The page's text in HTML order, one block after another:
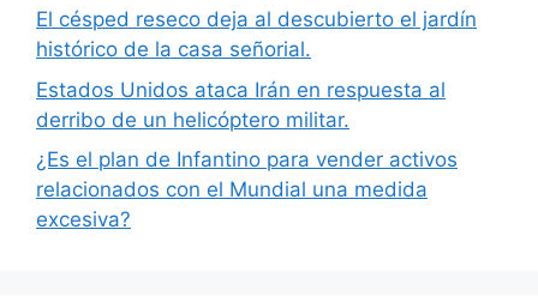
El césped reseco deja al descubierto el jardín
histórico de la casa señorial.
Estados Unidos ataca Irán en respuesta al
derribo de un helicóptero militar.
¿Es el plan de Infantino para vender activos
relacionados con el Mundial una medida
excesiva?